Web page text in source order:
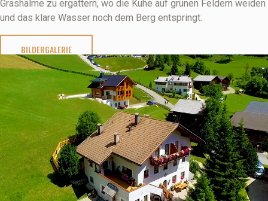
Grashalme zu ergattern, wo die Kühe auf grünen Feldern weiden
und das klare Wasser noch dem Berg entspringt.
BILDERGALERIE